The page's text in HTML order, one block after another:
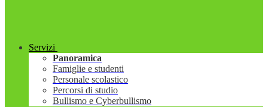
Servizi
Panoramica
Famiglie e studenti
Personale scolastico
Percorsi di studio
Bullismo e Cyberbullismo